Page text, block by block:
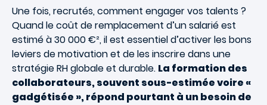
Une fois, recrutés, comment engager vos talents ?
Quand le coût de remplacement d’un salarié est
estimé à 30 000 €², il est essentiel d’activer les bons
leviers de motivation et de les inscrire dans une
stratégie RH globale et durable. La formation des
collaborateurs, souvent sous-estimée voire «
gadgétisée », répond pourtant à un besoin de